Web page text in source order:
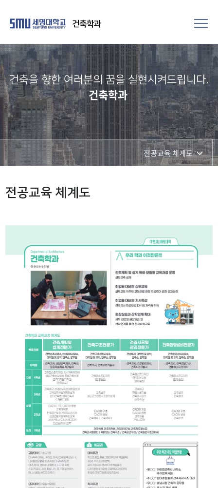
건축학과
건축을 향한 여러분의 꿈을 실현시켜드립니다.​
건축학과
전공교육 체계도
전공교육 체계도